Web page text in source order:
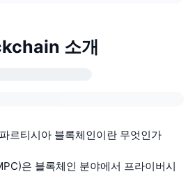
소개
르티시아 블록체인이란 무엇인가
은 블록체인 분야에서 프라이버시